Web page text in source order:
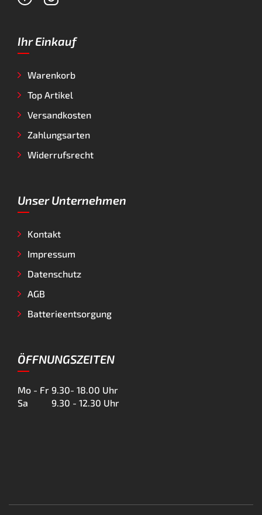
Ihr Einkauf
Warenkorb
Top Artikel
Versandkosten
Zahlungsarten
Widerrufsrecht
Unser Unternehmen
Kontakt
Impressum
Datenschutz
AGB
Batterieentsorgung
ÖFFNUNGSZEITEN
Mo - Fr 9.30- 18.00 Uhr
Sa
9.30 - 12.30 Uhr